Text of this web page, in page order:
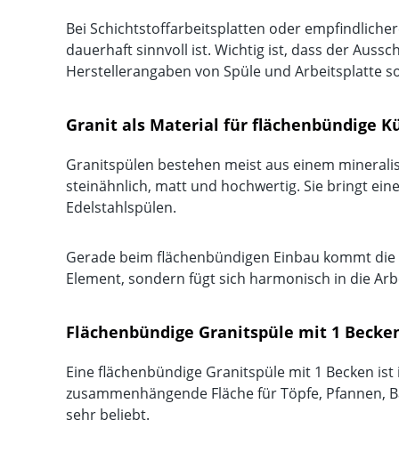
Bei Schichtstoffarbeitsplatten oder
dauerhaft sinnvoll ist. Wichtig ist, dass der
Herstellerangaben von Spüle und Arbeitsplatte
Granit als Material für flächenbündige
Granitspülen bestehen meist aus einem
steinähnlich, matt und hochwertig. Sie bringt
Edelstahlspülen.
Gerade beim flächenbündigen Einbau kommt
Element, sondern fügt sich harmonisch in die
Flächenbündige Granitspüle mit 1
Eine flächenbündige Granitspüle mit 1 Becken
zusammenhängende Fläche für Töpfe, Pfannen,
sehr beliebt.